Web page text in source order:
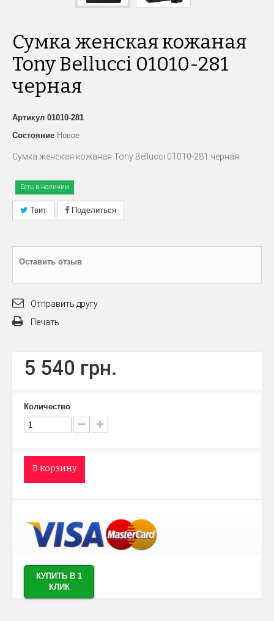
Сумка женская кожаная
Tony Bellucci 01010-281
черная
Артикул 01010-281
Состояние Новое
Сумка женская кожаная Tony Bellucci 01010-281 черная
Есть в наличии
Твит Поделиться
Оставить отзыв
Отправить другу
Печать
5 540 грн.
Количество
В корзину
КУПИТЬ В 1
КЛИК